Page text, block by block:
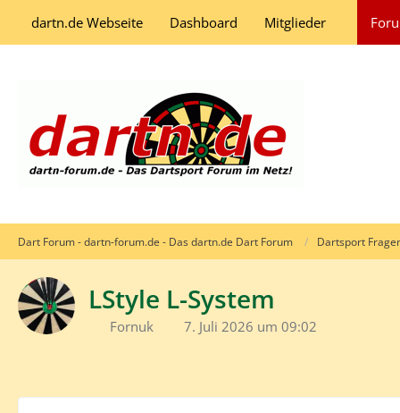
dartn.de Webseite Dashboard Mitglieder
Dart Forum - dartn-forum.de - Das dartn.de Dart Forum Dartsport
LStyle L-System
Fornuk 7. Juli 2026 um 09:02